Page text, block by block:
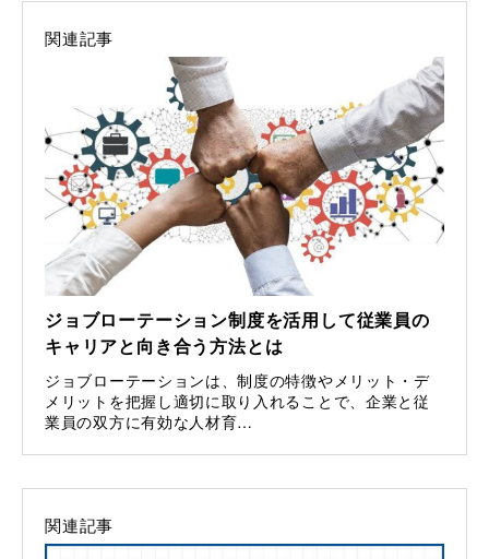
関連記事
ジョブローテーション制度を活用して従業員の
キャリアと向き合う方法とは
ジョブローテーションは、制度の特徴やメリット・デ
メリットを把握し適切に取り入れることで、企業と従
業員の双方に有効な人材育…
関連記事